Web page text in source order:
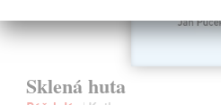
Sklená huta